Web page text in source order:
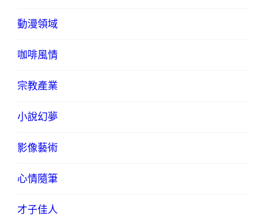
動漫領域
咖啡風情
宗教產業
小說幻夢
影像藝術
心情隨筆
才子佳人